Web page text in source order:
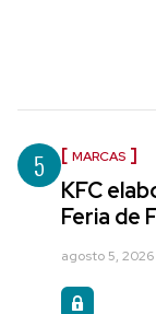
5 MARCAS
KFC
Feria de
agosto 5, 2026